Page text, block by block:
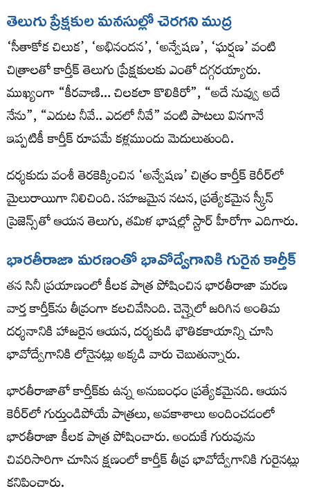
తెలుగు ప్రేక్షకుల మనసుల్లో చెరగని ముద్ర
‘సీతాకోక చిలుక’, ‘అభినందన’, ‘అన్వేషణ’, ‘ఘర్షణ’ వంటి
చిత్రాలతో కార్తీక్ తెలుగు ప్రేక్షకులకు ఎంతో దగ్గరయ్యారు.
ముఖ్యంగా “కీరవాణి… చిలకలా కొలికిరో”, “అదే నువ్వు అదే
నేను”, “ఎదుట నీవే.. ఎదలో నీవే” వంటి పాటలు వినగానే
ఇప్పటికీ కార్తీక్ రూపమే కళ్లముందు మెదులుతుంది.
దర్శకుడు వంశీ తెరకెక్కించిన ‘అన్వేషణ’ చిత్రం కార్తీక్ కెరీర్‌లో
మైలురాయిగా నిలిచింది. సహజమైన నటన, ప్రత్యేకమైన స్క్రీన్
ప్రెజెన్స్‌తో ఆయన తెలుగు, తమిళ భాషల్లో స్టార్ హీరోగా ఎదిగారు.
భారతీరాజా మరణంతో భావోద్వేగానికి గురైన కార్తీక్
తన సినీ ప్రయాణంలో కీలక పాత్ర పోషించిన భారతీరాజా మరణ
వార్త కార్తీక్‌ను తీవ్రంగా కలచివేసింది. చెన్నైలో జరిగిన అంతిమ
దర్శనానికి హాజరైన ఆయన, దర్శకుడి భౌతికకాయాన్ని చూసి
భావోద్వేగానికి లోనైనట్లు అక్కడి వారు చెబుతున్నారు.
భారతీరాజాతో కార్తీక్‌కు ఉన్న అనుబంధం ప్రత్యేకమైనది. ఆయన
కెరీర్‌లో గుర్తుండిపోయే పాత్రలు, అవకాశాలు అందించడంలో
భారతీరాజా కీలక పాత్ర పోషించారు. అందుకే గురువును
చివరిసారిగా చూసిన క్షణంలో కార్తీక్ తీవ్ర భావోద్వేగానికి గురైనట్లు
కనిపించారు.